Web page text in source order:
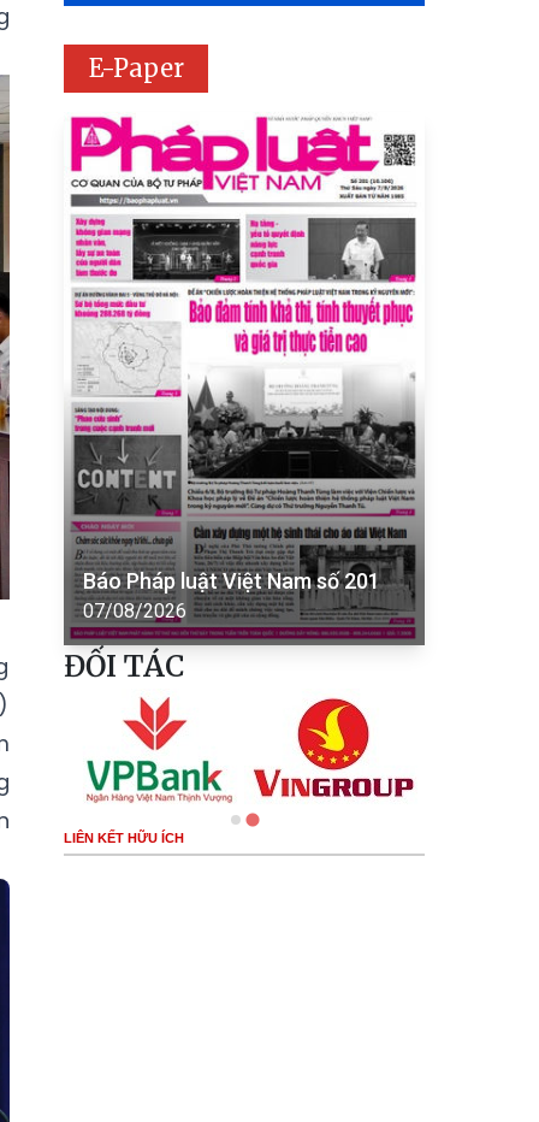
E-Paper
Báo Pháp luật Việt Nam số 201
07/08/2026
ĐỐI TÁC
LIÊN KẾT HỮU ÍCH